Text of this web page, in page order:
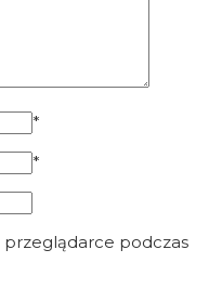
*
*
podczas